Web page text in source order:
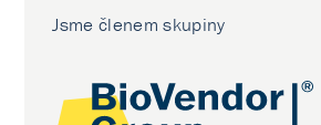
Jsme členem skupiny